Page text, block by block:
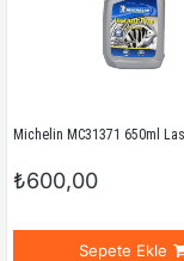
₺600,00
Sepete Ekle